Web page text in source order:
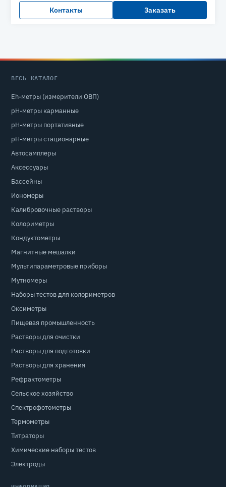
Контакты Заказать
ВЕСЬ КАТАЛОГ
Eh-метры (измерители ОВП)
pH-метры карманные
pH-метры портативные
pH-метры стационарные
Автосамплеры
Аксессуары
Бассейны
Иономеры
Калибровочные растворы
Колориметры
Кондуктометры
Магнитные мешалки
Мультипараметровые приборы
Мутномеры
Наборы тестов для колориметров
Оксиметры
Пищевая промышленность
Растворы для очистки
Растворы для подготовки
Растворы для хранения
Рефрактометры
Сельское хозяйство
Спектрофотометры
Термометры
Титраторы
Химические наборы тестов
Электроды